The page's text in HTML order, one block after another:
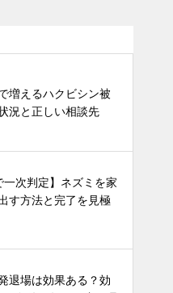
増えるハクビシン被
況と正しい相談先
一次判定】ネズミを家
す方法と完了を見極
退場は効果ある？効